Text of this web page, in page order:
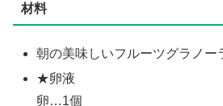
材料
朝の美味しいフルーツグラノ
★卵液
卵…1個